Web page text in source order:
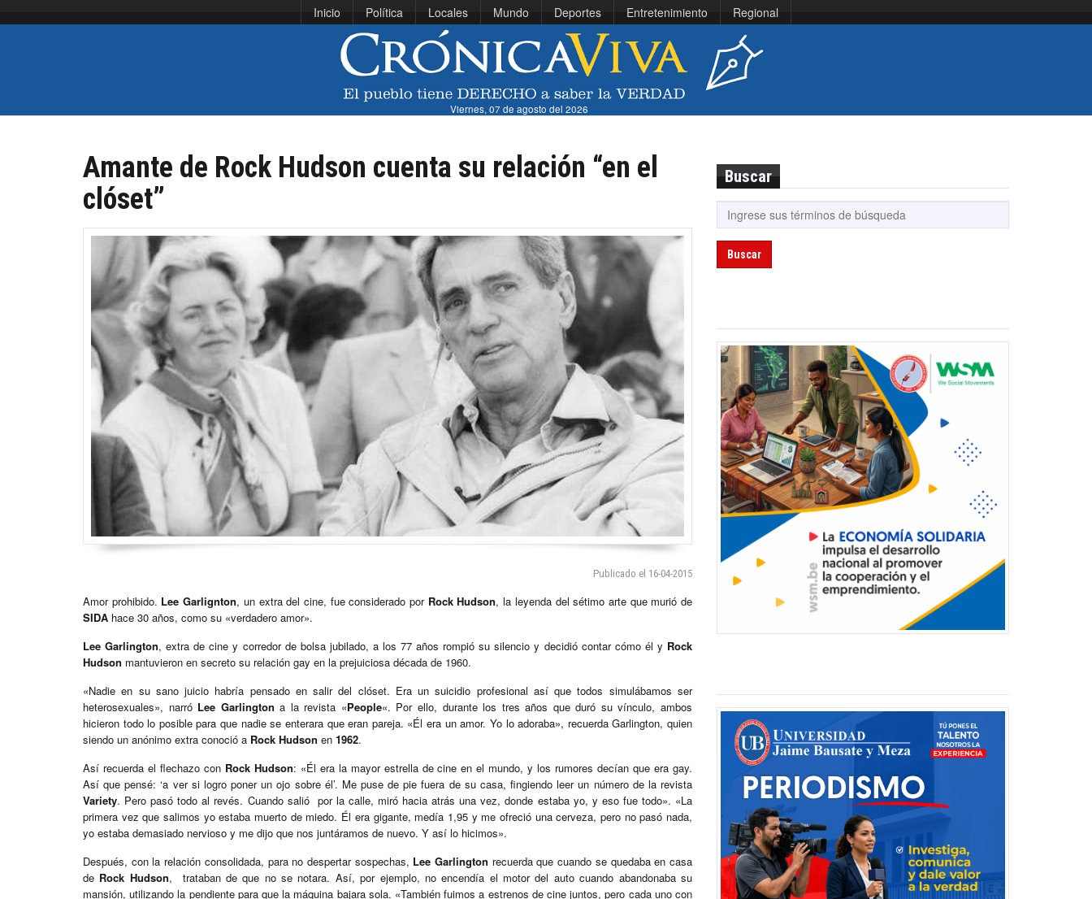
Inicio Política Locales Mundo Deportes Entretenimiento Regional
Viernes, 07 de agosto del 2026
Amante de Rock Hudson cuenta su relación “en el
clóset”
Publicado el 16-04-2015
Amor prohibido. Lee Garlignton, un extra del cine, fue considerado por Rock Hudson, la leyenda del sétimo arte que murió de
SIDA hace 30 años, como su «verdadero amor».
Lee Garlington, extra de cine y corredor de bolsa jubilado, a los 77 años rompió su silencio y decidió contar cómo él y Rock
Hudson mantuvieron en secreto su relación gay en la prejuiciosa década de 1960.
«Nadie en su sano juicio habría pensado en salir del clóset. Era un suicidio profesional así que todos simulábamos ser
heterosexuales», narró Lee Garlington a la revista «People«. Por ello, durante los tres años que duró su vínculo, ambos
hicieron todo lo posible para que nadie se enterara que eran pareja. «Él era un amor. Yo lo adoraba», recuerda Garlington, quien
siendo un anónimo extra conoció a Rock Hudson en 1962.
Así recuerda el flechazo con Rock Hudson: «Él era la mayor estrella de cine en el mundo, y los rumores decían que era gay.
Así que pensé: ‘a ver si logro poner un ojo sobre él’. Me puse de pie fuera de su casa, fingiendo leer un número de la revista
Variety. Pero pasó todo al revés. Cuando salió por la calle, miró hacia atrás una vez, donde estaba yo, y eso fue todo». «La
primera vez que salimos yo estaba muerto de miedo. Él era gigante, medía 1,95 y me ofreció una cerveza, pero no pasó nada,
yo estaba demasiado nervioso y me dijo que nos juntáramos de nuevo. Y así lo hicimos».
Después, con la relación consolidada, para no despertar sospechas, Lee Garlington recuerda que cuando se quedaba en casa
de Rock Hudson, trataban de que no se notara. Así, por ejemplo, no encendía el motor del auto cuando abandonaba su
mansión, utilizando la pendiente para que la máquina bajara sola. «También fuimos a estrenos de cine juntos, pero cada uno con
Buscar
Buscar